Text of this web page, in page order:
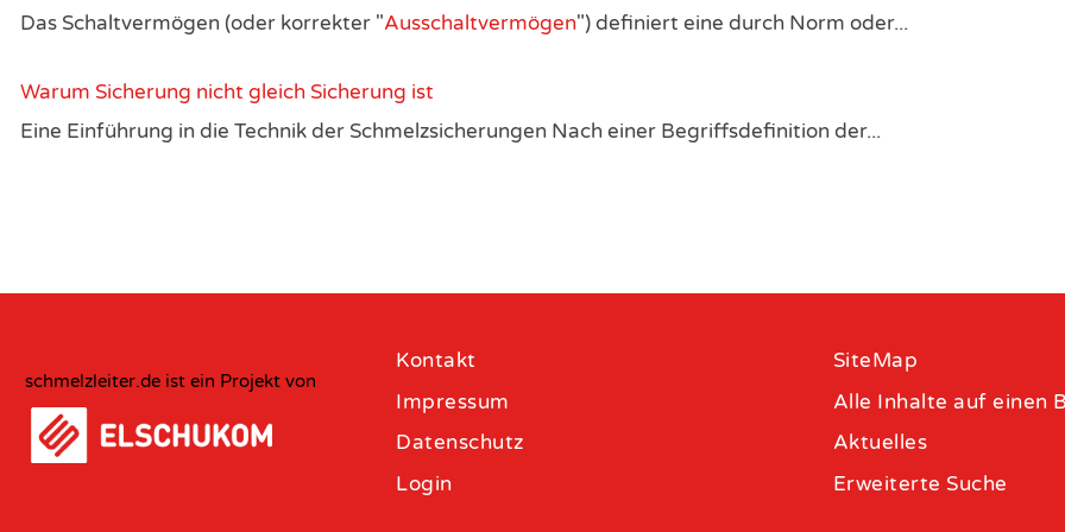
Das Schaltvermögen (oder korrekter "Ausschaltvermögen") definiert eine durch Norm oder...
Warum Sicherung nicht gleich Sicherung ist
Eine Einführung in die Technik der Schmelzsicherungen Nach einer Begriffsdefinition der...
schmelzleiter.de ist ein Projekt von
Kontakt
Impressum
Datenschutz
Login
SiteMap
Alle Inhalte auf einen
Aktuelles
Erweiterte Suche